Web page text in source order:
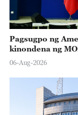
Pagsugpo ng
kinondena ng
06-Aug-2026